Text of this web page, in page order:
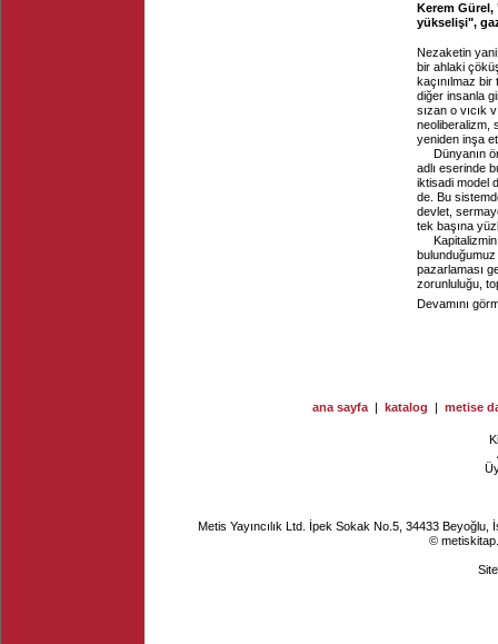
Kerem Gürel,
yükselişi",
Nezaketin
bir ahlaki
kaçınılmaz
diğer insanla
sızan o vıcık
neoliberalizm,
yeniden inşa
Dünyanın
adlı eserinde
iktisadi model
de. Bu
devlet,
tek başına
pazarlaması
zorunluluğu,
Devamını
ana sayfa | katalog | metise
Metis Yayıncılık Ltd. İpek Sokak No.5, 34433
©